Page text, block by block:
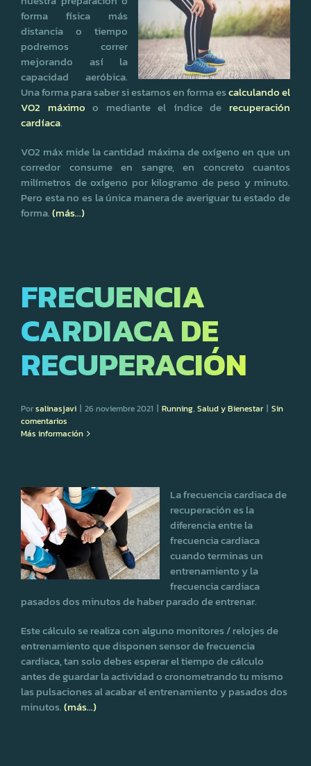
forma física más
distancia o tiempo
podremos correr
mejorando así la
capacidad aeróbica.
Una forma para saber si estamos en forma escalculando el
VO2 máximo o mediante el índice de recuperación
cardíaca.
VO2 máx mide la cantidad máxima de oxígeno en que un
corredor consume en sangre, en concreto cuantos
milímetros de oxígeno por kilogramo de peso y minuto.
Pero esta no es la única manera de averiguar tu estado de
forma.(más…)
FRECUENCIA
CARDIACA DE
RECUPERACIÓN
Porsalinasjavi | 26 noviembre 2021 | Running, Salud y Bienestar | Sin
comentarios
Más información
La frecuencia cardiaca de
recuperación es la
diferencia entre la
frecuencia cardiaca
cuando terminas un
entrenamiento y la
frecuencia cardiaca
pasados dos minutos de haber parado de entrenar.
Este cálculo se realiza con alguno monitores / relojes de
entrenamiento que disponen sensor de frecuencia
cardiaca, tan solo debes esperar el tiempo de cálculo
antes de guardar la actividad o cronometrando tu mismo
las pulsaciones al acabar el entrenamiento y pasados dos
minutos.(más…)